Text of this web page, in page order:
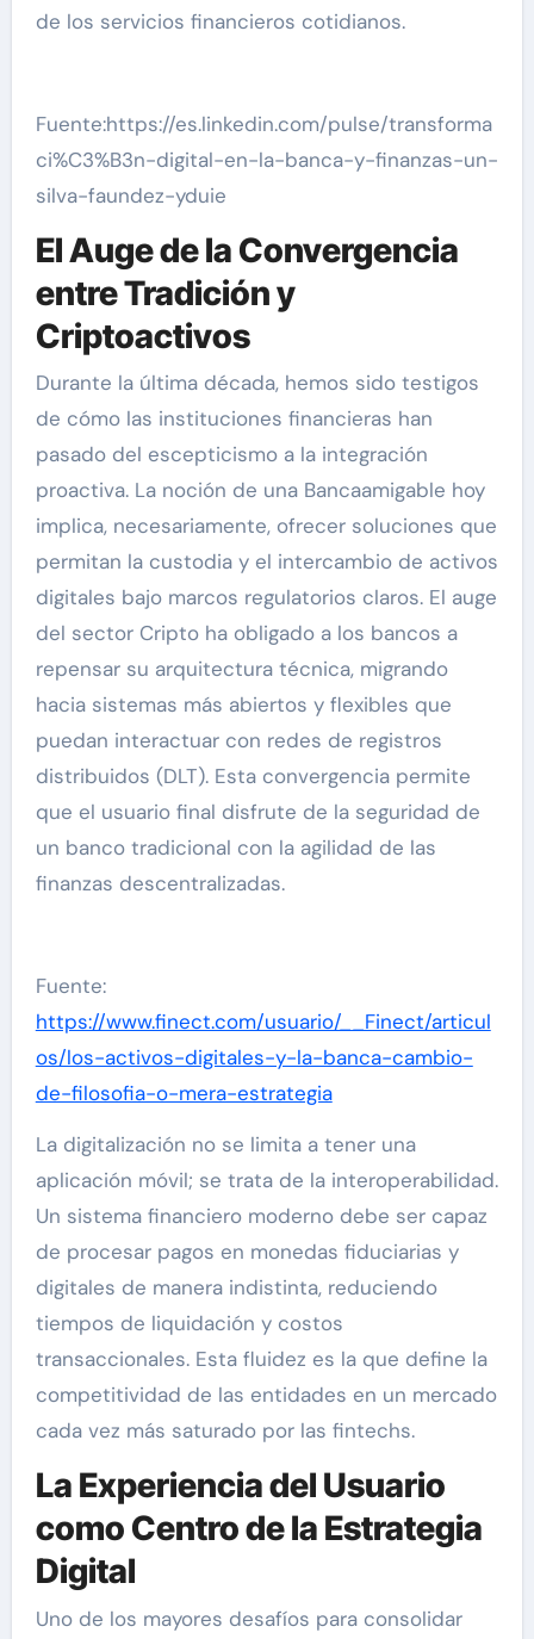
de los servicios financieros cotidianos.
Fuente:https://es.linkedin.com/pulse/transforma
ci%C3%B3n-digital-en-la-banca-y-finanzas-un-
silva-faundez-yduie
El Auge de la Convergencia
entre Tradición y
Criptoactivos
Durante la última década, hemos sido testigos
de cómo las instituciones financieras han
pasado del escepticismo a la integración
proactiva. La noción de una Bancaamigable hoy
implica, necesariamente, ofrecer soluciones que
permitan la custodia y el intercambio de activos
digitales bajo marcos regulatorios claros. El auge
del sector Cripto ha obligado a los bancos a
repensar su arquitectura técnica, migrando
hacia sistemas más abiertos y flexibles que
puedan interactuar con redes de registros
distribuidos (DLT). Esta convergencia permite
que el usuario final disfrute de la seguridad de
un banco tradicional con la agilidad de las
finanzas descentralizadas.
Fuente:
https://www.finect.com/usuario/__Finect/articul
os/los-activos-digitales-y-la-banca-cambio-
de-filosofia-o-mera-estrategia
La digitalización no se limita a tener una
aplicación móvil; se trata de la interoperabilidad.
Un sistema financiero moderno debe ser capaz
de procesar pagos en monedas fiduciarias y
digitales de manera indistinta, reduciendo
tiempos de liquidación y costos
transaccionales. Esta fluidez es la que define la
competitividad de las entidades en un mercado
cada vez más saturado por las fintechs.
La Experiencia del Usuario
como Centro de la Estrategia
Digital
Uno de los mayores desafíos para consolidar